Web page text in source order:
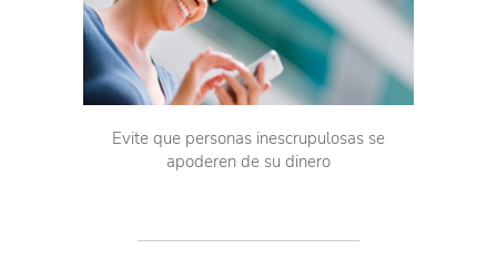
Evite que personas inescrupulosas se
apoderen de su dinero